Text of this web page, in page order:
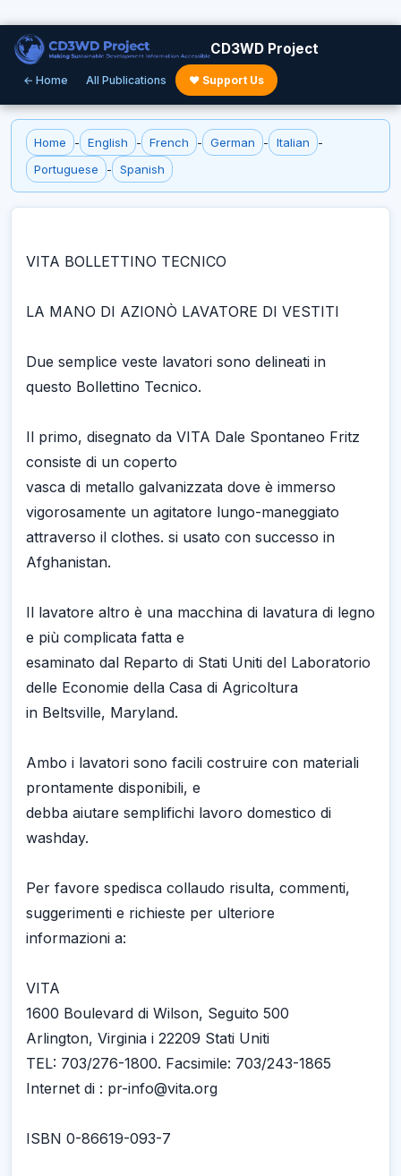
CD3WD Project
← Home All Publications ♥ Support Us
Home - English - French - German - Italian
-
Portuguese
- Spanish
VITA BOLLETTINO TECNICO
LA MANO DI AZIONÒ LAVATORE DI VESTITI
Due semplice veste lavatori sono delineati in
questo Bollettino Tecnico.
Il primo, disegnato da VITA Dale Spontaneo Fritz
consiste di un coperto
vasca di metallo galvanizzata dove è immerso
vigorosamente un agitatore lungo-maneggiato
attraverso il clothes. si usato con successo in
Afghanistan.
Il lavatore altro è una macchina di lavatura di legno
e più complicata fatta e
esaminato dal Reparto di Stati Uniti del Laboratorio
delle Economie della Casa di Agricoltura
in Beltsville, Maryland.
Ambo i lavatori sono facili costruire con materiali
prontamente disponibili, e
debba aiutare semplifichi lavoro domestico di
washday.
Per favore spedisca collaudo risulta, commenti,
suggerimenti e richieste per ulteriore
informazioni a:
VITA
1600 Boulevard di Wilson, Seguito 500
Arlington, Virginia i 22209 Stati Uniti
TEL: 703/276-1800. Facsimile: 703/243-1865
Internet di : pr-info@vita.org
ISBN 0-86619-093-7